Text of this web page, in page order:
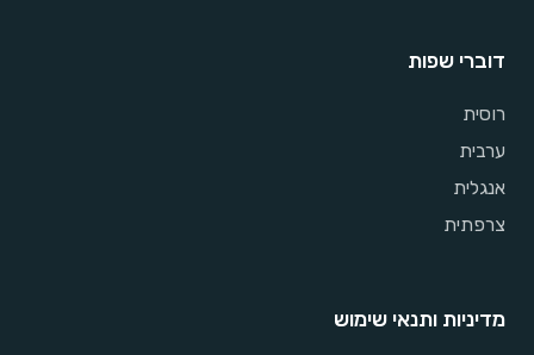
דוברי שפות
רוסית
ערבית
אנגלית
צרפתית
מדיניות ותנאי שימוש